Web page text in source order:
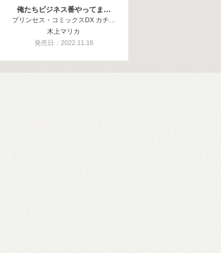
俺たちビジネス番やってま…
プリンセス・コミックスDX カチ…
木上マリカ
発売日：2022.11.16